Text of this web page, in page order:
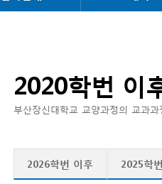
2020학번 이
부산장신대학교 교양과정의 교과
2026학번 이후 2025학